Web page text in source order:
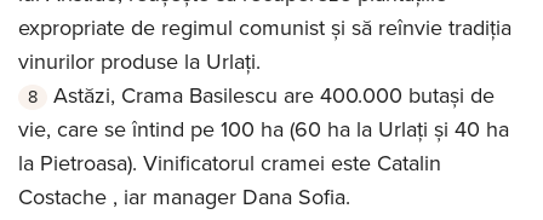
expropriate de regimul comunist și să reînvie tradiția
vinurilor produse la Urlați.
Astăzi, Crama Basilescu are 400.000 butași de
vie, care se întind pe 100 ha (60 ha la Urlați și 40 ha
la Pietroasa). Vinificatorul cramei este Catalin
Costache , iar manager Dana Sofia.